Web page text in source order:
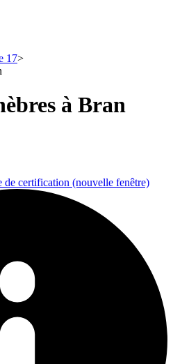
17
à Bran
de certification (nouvelle fenêtre)